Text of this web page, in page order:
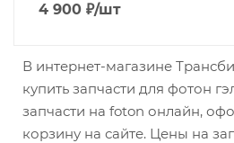
4 900 ₽/шт
В интернет-магазине
купить запчасти для фотон
запчасти на foton онлайн,
корзину на сайте. Цены на